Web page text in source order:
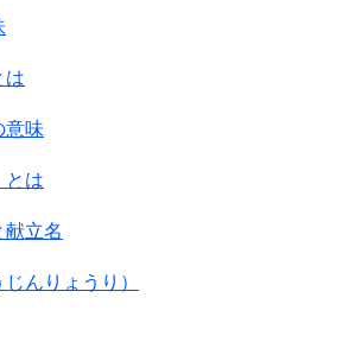
は
意味
とは
立名
んりょうり）